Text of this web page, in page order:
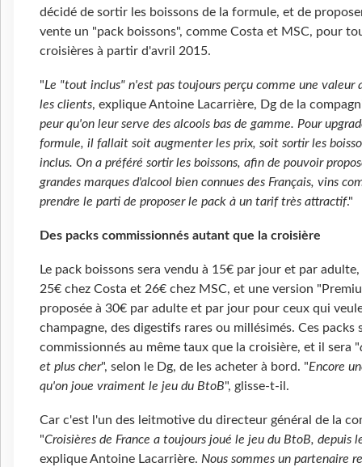
décidé de sortir les boissons de la formule, et de
vente un "pack boissons", comme Costa et MSC, pour
croisières à partir d'avril 2015.
"Le "tout inclus" n'est pas toujours perçu comme une valeur
les clients, explique Antoine Lacarrière, Dg de la
peur qu'on leur serve des alcools bas de gamme. Pour
formule, il fallait soit augmenter les prix, soit sortir les
inclus. On a préféré sortir les boissons, afin de pouvoir
grandes marques d'alcool bien connues des Français, vins
prendre le parti de proposer le pack à un tarif très attractif."
Des packs commissionnés autant que la croisière
Le pack boissons sera vendu à 15€ par jour et par
25€ chez Costa et 26€ chez MSC, et une version
proposée à 30€ par adulte et par jour pour ceux qui
champagne, des digestifs rares ou millésimés. Ces packs
commissionnés au même taux que la croisière, et il sera "
et plus cher", selon le Dg, de les acheter à bord. "Encore
qu'on joue vraiment le jeu du BtoB", glisse-t-il.
Car c'est l'un des leitmotive du directeur général de la
"Croisières de France a toujours joué le jeu du BtoB, depuis
explique Antoine Lacarrière. Nous sommes un partenaire